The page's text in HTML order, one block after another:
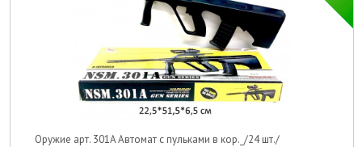
Оружие арт. 301A Автомат с пульками в кор._/24 шт./